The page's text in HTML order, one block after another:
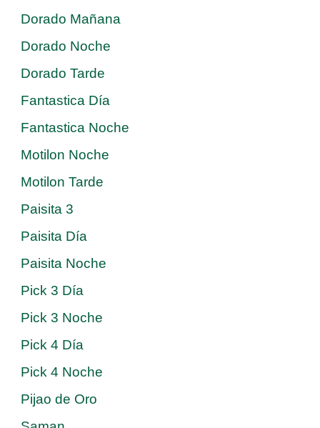
Dorado Mañana
Dorado Noche
Dorado Tarde
Fantastica Día
Fantastica Noche
Motilon Noche
Motilon Tarde
Paisita 3
Paisita Día
Paisita Noche
Pick 3 Día
Pick 3 Noche
Pick 4 Día
Pick 4 Noche
Pijao de Oro